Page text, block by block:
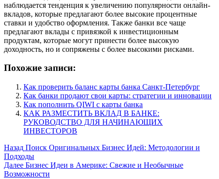
наблюдается тенденция к увеличению популярности онлайн-
вкладов, которые предлагают более высокие процентные
ставки и удобство оформления. Также банки все чаще
предлагают вклады с привязкой к инвестиционным
продуктам, которые могут принести более высокую
доходность, но и сопряжены с более высокими рисками.
Похожие записи:
Как проверить баланс карты банка Санкт-Петербург
Как банки продают свои карты: стратегии и инновации
Как пополнить QIWI с карты банка
КАК РАЗМЕСТИТЬ ВКЛАД В БАНКЕ:
РУКОВОДСТВО ДЛЯ НАЧИНАЮЩИХ
ИНВЕСТОРОВ
Post
Navigation
Назад Поиск Оригинальных Бизнес Идей: Методологии и
Подходы
Далее Бизнес Идеи в Америке: Свежие и Необычные
Возможности